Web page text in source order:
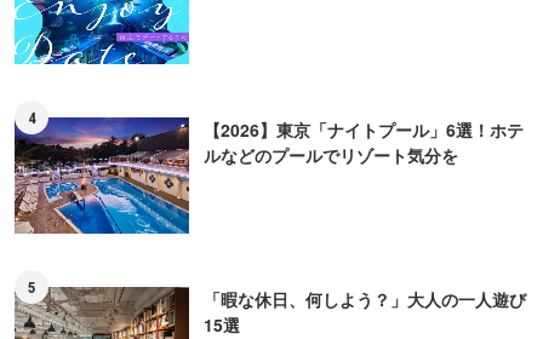
4
【2026】東京「ナイトプール」6選！ホテ
ルなどのプールでリゾート気分を
5
「暇な休日、何しよう？」大人の一人遊び
15選